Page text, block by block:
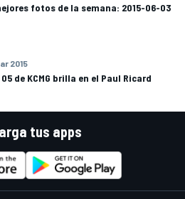
fotos de la semana: 2015-06-03
2015
05 de KCMG brilla en el Paul Ricard
tus apps